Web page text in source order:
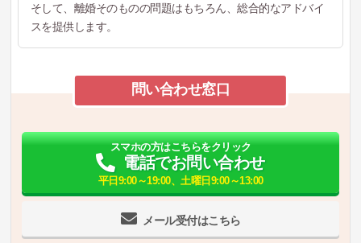
そして、離婚そのものの問題はもちろん、総合的なアドバイ
スを提供します。
問い合わせ窓口
メール受付はこちら
スマホの方はこちらをクリック
電話でお問い合わせ
平日9:00～19:00、土曜日9:00～13:00